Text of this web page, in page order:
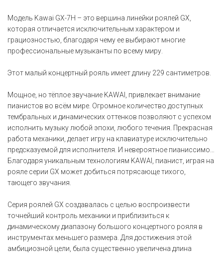
Модель Kawai GX-7H – это вершина линейки роялей GX,
которая отличается исключительным характером и
грациозностью, благодаря чему ее выбирают многие
профессиональные музыканты по всему миру.
Этот малый концертный рояль имеет длину 229 сантиметров.
Мощное, но тёплое звучание KAWAI, привлекает внимание
пианистов во всём мире. Огромное количество доступных
тембральных и динамических оттенков позволяют с успехом
исполнить музыку любой эпохи, любого течения. Прекрасная
работа механики, делает игру на клавиатуре исключительно
предсказуемой для исполнителя. И невероятное пианиссимо…
Благодаря уникальным технологиям KAWAI, пианист, играя на
рояле серии GX может добиться потрясающе тихого,
тающего звучания.
Серия роялей GX создавалась с целью воспроизвести
точнейший контроль механики и приблизиться к
динамическому диапазону большого концертного рояля в
инструментах меньшего размера. Для достижения этой
амбициозной цели, была существенно увеличена длина